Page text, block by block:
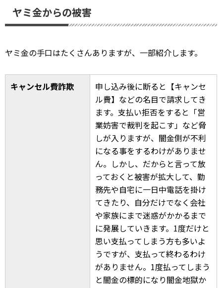
ヤミ金からの被害
ヤミ金の手口はたくさんありますが、一部紹介します。
キャンセル費詐欺
申し込み後に断ると【キャンセ
ル費】などの名目で請求してき
ます。支払い拒否をすると「営
業妨害で裁判を起こす」など脅
しが入りますが、闇金側が不利
になる事をするわけがありませ
ん。しかし、だからと言って放
っておくと被害が拡大して、勤
務先や自宅に一日中電話を掛け
てきたり、自分だけでなく会社
や家族にまで迷惑がかかるまで
に発展していきます。1度だけと
思い支払ってしまう方も多いよ
うですが、支払って終わるわけ
がありません。1度払ってしまう
と闇金の標的になり闇金地獄か